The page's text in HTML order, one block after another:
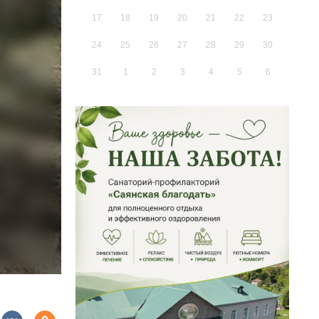
17 18 19 20 21 22 23
24 25 26 27 28 29 30
31 1 2 3 4 5 6